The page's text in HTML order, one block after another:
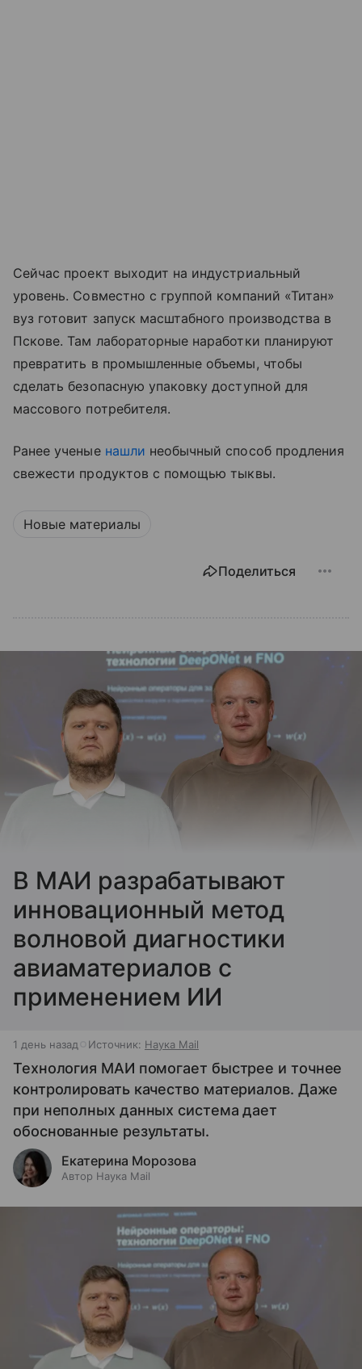
Сейчас проект выходит на индустриальный
уровень. Совместно с группой компаний «Титан»
вуз готовит запуск масштабного производства в
Пскове. Там лабораторные наработки планируют
превратить в промышленные объемы, чтобы
сделать безопасную упаковку доступной для
массового потребителя.
Ранее ученые нашли необычный способ продления
свежести продуктов с помощью тыквы.
Новые материалы
Поделиться
В МАИ разрабатывают
инновационный метод
волновой диагностики
авиаматериалов с
применением ИИ
1 день назад Источник: Наука Mail
Технология МАИ помогает быстрее и точнее
контролировать качество материалов. Даже
при неполных данных система дает
обоснованные результаты.
Екатерина Морозова
Автор Наука Mail